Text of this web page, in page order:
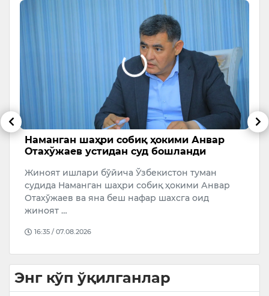
Наманган шаҳри собиқ ҳокими Анвар
Отахўжаев устидан суд бошланди
Жиноят ишлари бўйича Ўзбекистон туман
судида Наманган шаҳри собиқ ҳокими Анвар
Отахўжаев ва яна беш нафар шахсга оид
жиноят …
16:35 / 07.08.2026
Энг кўп ўқилганлар